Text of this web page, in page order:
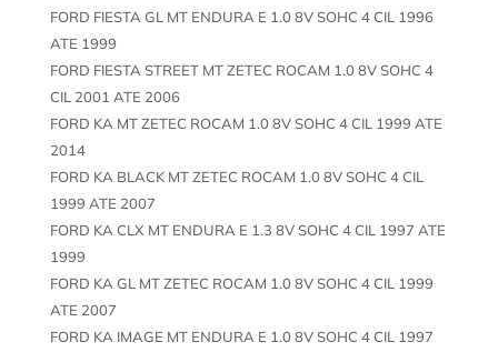
FORD FIESTA GL MT ENDURA E 1.0 8V SOHC 4 CIL 1996
ATE 1999
FORD FIESTA STREET MT ZETEC ROCAM 1.0 8V SOHC 4
CIL 2001 ATE 2006
FORD KA MT ZETEC ROCAM 1.0 8V SOHC 4 CIL 1999 ATE
2014
FORD KA BLACK MT ZETEC ROCAM 1.0 8V SOHC 4 CIL
1999 ATE 2007
FORD KA CLX MT ENDURA E 1.3 8V SOHC 4 CIL 1997 ATE
1999
FORD KA GL MT ZETEC ROCAM 1.0 8V SOHC 4 CIL 1999
ATE 2007
FORD KA IMAGE MT ENDURA E 1.0 8V SOHC 4 CIL 1997